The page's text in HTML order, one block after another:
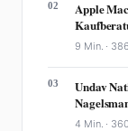
02
Apple
9 Min. ·
03
Undav
4 Min. ·